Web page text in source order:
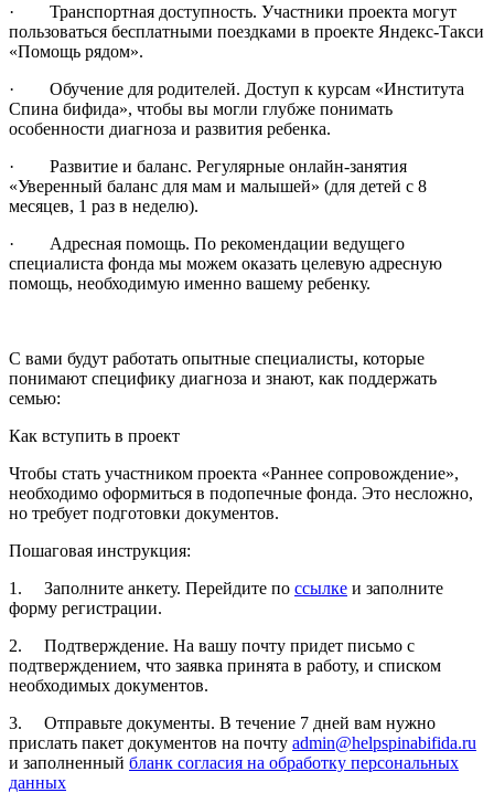
· Транспортная доступность. Участники проекта могут
пользоваться бесплатными поездками в проекте Яндекс-Такси
«Помощь рядом».
· Обучение для родителей. Доступ к курсам «Института
Спина бифида», чтобы вы могли глубже понимать
особенности диагноза и развития ребенка.
· Развитие и баланс. Регулярные онлайн-занятия
«Уверенный баланс для мам и малышей» (для детей с 8
месяцев, 1 раз в неделю).
· Адресная помощь. По рекомендации ведущего
специалиста фонда мы можем оказать целевую адресную
помощь, необходимую именно вашему ребенку.
С вами будут работать опытные специалисты, которые
понимают специфику диагноза и знают, как поддержать
семью:
Как вступить в проект
Чтобы стать участником проекта «Раннее сопровождение»,
необходимо оформиться в подопечные фонда. Это несложно,
но требует подготовки документов.
Пошаговая инструкция:
1. Заполните анкету. Перейдите по ссылке и заполните
форму регистрации.
2. Подтверждение. На вашу почту придет письмо с
подтверждением, что заявка принята в работу, и списком
необходимых документов.
3. Отправьте документы. В течение 7 дней вам нужно
прислать пакет документов на почту admin@helpspinabifida.ru
и заполненный бланк согласия на обработку персональных
данных